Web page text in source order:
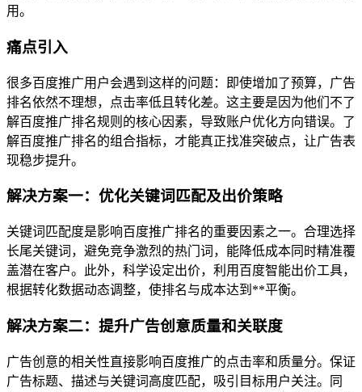
用。
痛点引入
很多百度推广用户会遇到这样的问题：即使增加了预算，广告
排名依然不理想，点击率低且转化差。这主要是因为他们不了
解百度推广排名规则的核心因素，导致账户优化方向错误。了
解百度推广排名的组合指标，才能真正找准突破点，让广告表
现稳步提升。
解决方案一：优化关键词匹配及出价策略
关键词匹配度是影响百度推广排名的重要因素之一。合理选择
长尾关键词，避免竞争激烈的热门词，能降低成本同时精准覆
盖潜在客户。此外，科学设定出价，利用百度智能出价工具，
根据转化数据动态调整，使排名与成本达到**平衡。
解决方案二：提升广告创意质量和关联度
广告创意的相关性直接影响百度推广的点击率和质量分。保证
广告标题、描述与关键词高度匹配，吸引目标用户关注。同